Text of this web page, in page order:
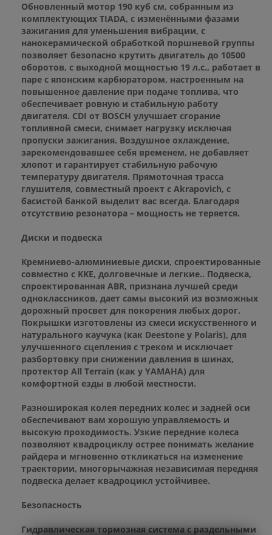
Обновленный мотор 190 куб см, собранным из
комплектующих TIADA, с изменёнными фазами
зажигания для уменьшения вибрации, с
нанокерамической обработкой поршневой группы
позволяет безопасно крутить двигатель до 10500
оборотов, с выходной мощностью 19 л.с., работает в
паре с японским карбюратором, настроенным на
повышенное давление при подаче топлива, что
обеспечивает ровную и стабильную работу
двигателя. CDI от BOSCH улучшает сгорание
топливной смеси, снимает нагрузку исключая
пропуски зажигания. Воздушное охлаждение,
зарекомендовавшее себя временем, не добавляет
хлопот и гарантирует стабильную рабочую
температуру двигателя. Прямоточная трасса
глушителя, совместный проект с Akrapovich, с
басистой банкой выделит вас всегда. Благодаря
отсутствию резонатора – мощность не теряется.
Диски и подвеска
Кремниево-алюминиевые диски, спроектированные
совместно с KKE, долговечные и легкие.. Подвеска,
спроектированная ABR, признана лучшей среди
одноклассников, дает самы высокий из возможных
дорожный просвет для покорения любых дорог.
Покрышки изготовлены из смеси искусственного и
натурального каучука (как Deestone у Polaris), для
улучшенного сцепления с треком и исключает
разбортовку при снижении давления в шинах,
протектор All Terrain (как у YAMAHA) для
комфортной езды в любой местности.
Разноширокая колея передних колес и задней оси
обеспечивают вам хорошую управляемость и
высокую проходимость. Узкие передние колеса
позволяют квадроциклу острее понимать желание
райдера и мгновенно откликаться на изменение
траектории, многорычажная независимая передняя
подвеска делает квадроцикл устойчивее.
Безопасность
Гидравлическая тормозная система с раздельными